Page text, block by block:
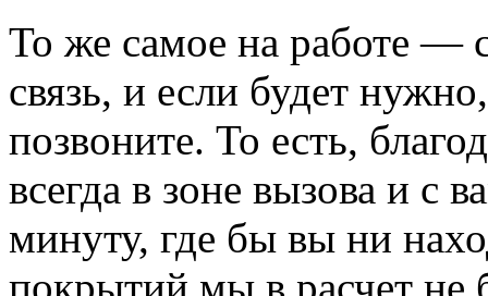
То же самое на работе —
связь, и если будет
позвоните. То есть,
всегда в зоне вызова и с
минуту, где бы вы ни
покрытий мы в расчет не